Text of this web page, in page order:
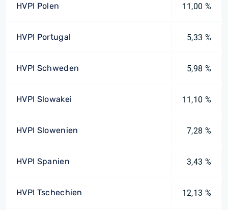
HVPI Polen 11,00 %
HVPI Portugal 5,33 %
HVPI Schweden 5,98 %
HVPI Slowakei 11,10 %
HVPI Slowenien 7,28 %
HVPI Spanien 3,43 %
HVPI Tschechien 12,13 %